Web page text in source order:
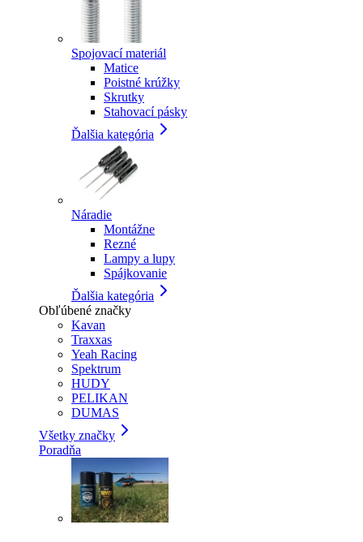
Spojovací materiál
Matice
Poistné krúžky
Skrutky
Stahovací pásky
Ďalšia kategória
Náradie
Montážne
Rezné
Lampy a lupy
Spájkovanie
Ďalšia kategória
Obľúbené značky
Kavan
Traxxas
Yeah Racing
Spektrum
HUDY
PELIKAN
DUMAS
Všetky značky
Poradňa